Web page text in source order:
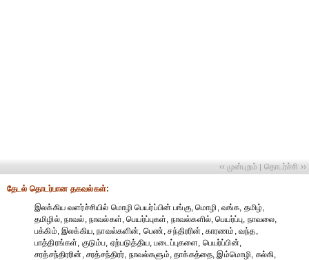
‹‹ முன்புறம் | தொடர்ச்சி ››
தேட‌ல் தொட‌ர்பான தகவ‌ல்க‌ள்:
இலக்கிய வளர்ச்சியில் மொழி பெயர்ப்பின் பங்கு, மொழி, வங்க, தமிழ்,
தமிழில், நாவல், நாவல்கள், பெயர்ப்புகள், நாவல்களில், பெயர்ப்பு, நாவலை,
பக்கிம், இலக்கிய, நாவல்களின், பெண், சந்திரரின், காரணம், வந்த,
பாத்திரங்கள், குடும்ப, ஏற்படுத்திய, படைப்புகளை, பெயர்ப்பின்,
சரத்சந்திரரின், சரத்சந்திரர், நாவல்களும், தாக்கத்தை, இம்மொழி, கல்கி,